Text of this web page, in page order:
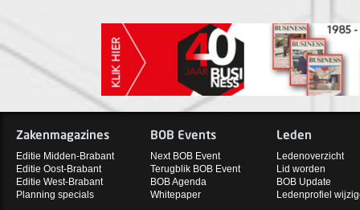
Zakenmagazines
Editie Midden-Brabant
Editie Oost-Brabant
Editie West-Brabant
Planning specials
BOB Events
Next BOB Event
Terugblik BOB Event
BOB Agenda
Whitepaper
Leden
Ledenoverzicht
Lid worden
BOB Update
Ledenprofiel